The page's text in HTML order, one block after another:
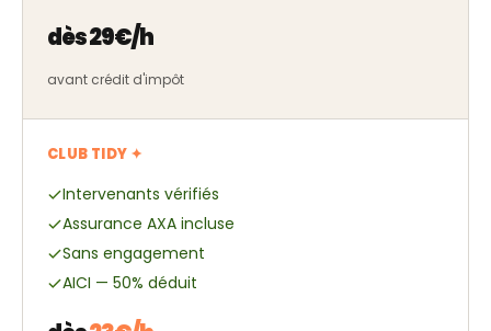
dès 29€/h
avant crédit d'impôt
CLUB TIDY ✦
Intervenants vérifiés
Assurance AXA incluse
Sans engagement
AICI — 50% déduit